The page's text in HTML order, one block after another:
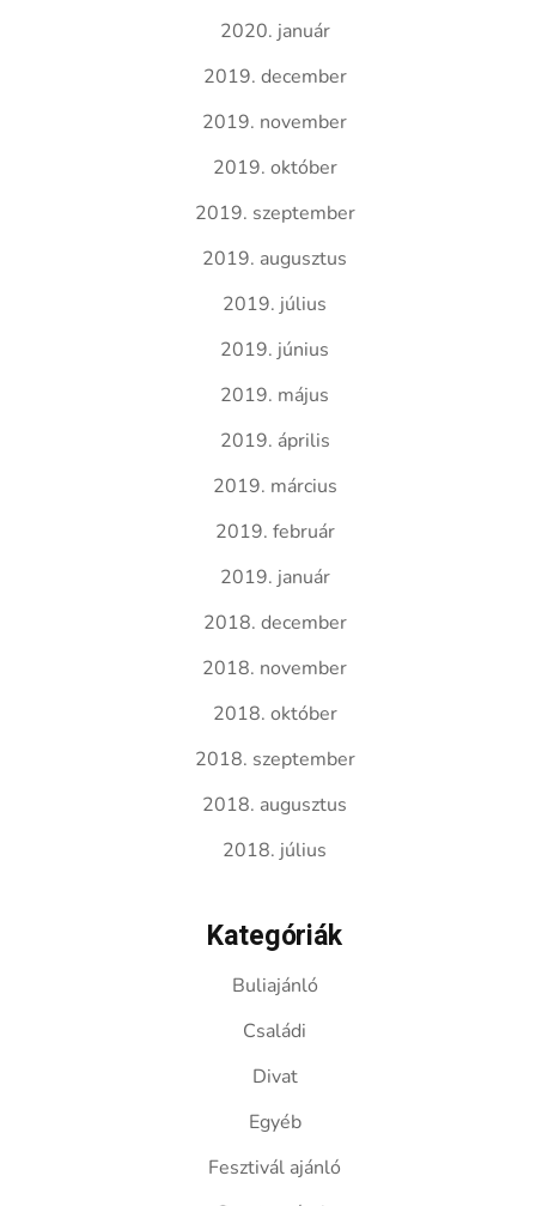
2020. január
2019. december
2019. november
2019. október
2019. szeptember
2019. augusztus
2019. július
2019. június
2019. május
2019. április
2019. március
2019. február
2019. január
2018. december
2018. november
2018. október
2018. szeptember
2018. augusztus
2018. július
Kategóriák
Buliajánló
Családi
Divat
Egyéb
Fesztivál ajánló